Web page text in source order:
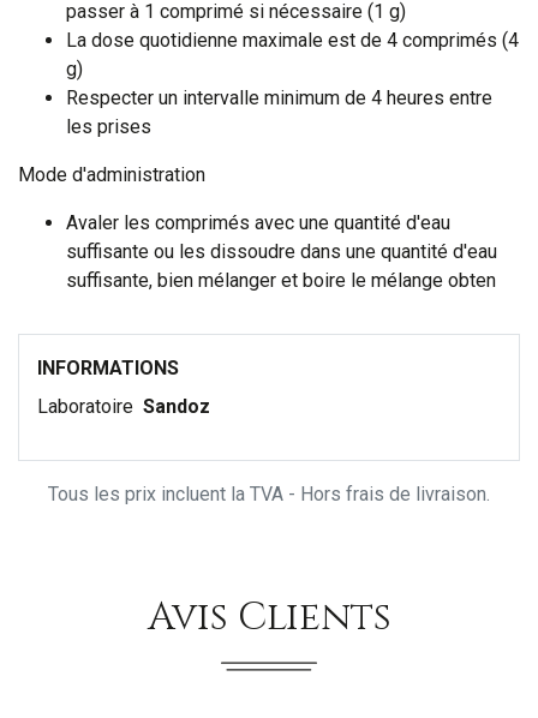
passer à 1 comprimé si nécessaire (1 g)
La dose quotidienne maximale est de 4 comprimés (4
g)
Respecter un intervalle minimum de 4 heures entre
les prises
Mode d'administration
Avaler les comprimés avec une quantité d'eau
suffisante ou les dissoudre dans une quantité d'eau
suffisante, bien mélanger et boire le mélange obten
INFORMATIONS
Laboratoire Sandoz
Tous les prix incluent la TVA - Hors frais de livraison.
Avis Clients